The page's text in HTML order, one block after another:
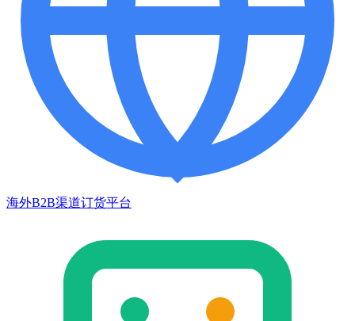
海外B2B渠道订货平台